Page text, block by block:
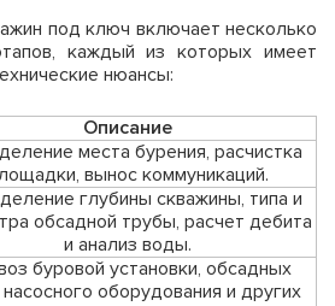
под ключ включает несколько
каждый из которых имеет
нюансы:
Описание
места бурения, расчистка
вынос коммуникаций.
глубины скважины, типа и
обсадной трубы, расчет дебита
и анализ воды.
буровой установки, обсадных
насосного оборудования и других